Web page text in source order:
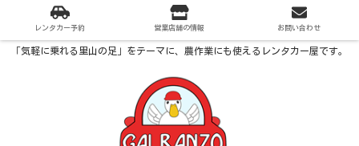
「気軽に乗れる里山の足」をテーマに、農作業にも使えるレンタカー屋です。
レンタカー予約 営業店舗の情報 お問い合わせ